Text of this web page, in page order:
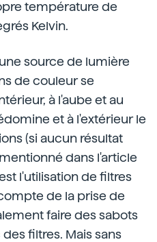
température de
Kelvin.
source de lumière
de couleur se
à l'aube et au
et à l'extérieur le
(si aucun résultat
dans l'article
est l'utilisation de filtres
de la prise de
faire des sabots
filtres. Mais sans